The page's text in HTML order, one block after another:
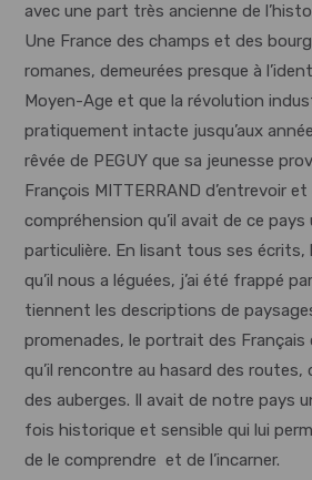
avec une part très ancienne de
Une France des champs et des
romanes, demeurées presque à
Moyen-Age et que la révolution
pratiquement intacte jusqu’aux
rêvée de PEGUY que sa jeunesse
François MITTERRAND d’entrevoir
compréhension qu’il avait de ce pays
particulière. En lisant tous ses écrits,
qu’il nous a léguées, j’ai été frappé
tiennent les descriptions de
promenades, le portrait des Français
qu’il rencontre au hasard des
des auberges. Il avait de notre pays
fois historique et sensible qui lui
de le comprendre et de l’incarner.